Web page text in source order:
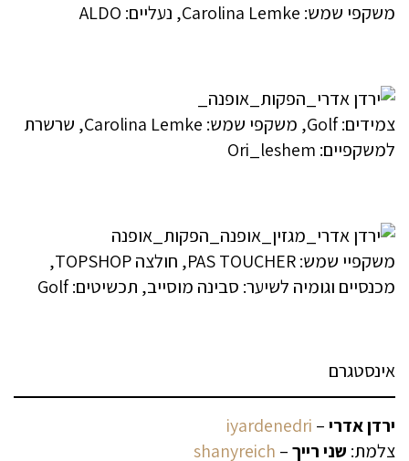
משקפי שמש: Carolina Lemke‏, נעליים: ALDO
צמידים: Golf, משקפי שמש: Carolina Lemke, שרשרת
למשקפיים: Ori_leshem
משקפיי שמש: PAS TOUCHER, חולצה TOPSHOP,
מכנסיים וגומיה לשיער: סבינה מוסייב, תכשיטים: Golf
אינסטגרם
ירדן אדרי–
iyardenedri
צלמת: שני רייך–
shanyreich